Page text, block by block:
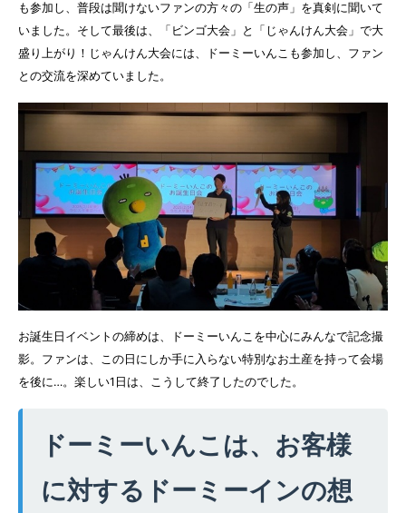
も参加し、普段は聞けないファンの方々の「生の声」を真剣に聞いて
いました。そして最後は、「ビンゴ大会」と「じゃんけん大会」で大
盛り上がり！じゃんけん大会には、ドーミーいんこも参加し、ファン
との交流を深めていました。
お誕生日イベントの締めは、ドーミーいんこを中心にみんなで記念撮
影。ファンは、この日にしか手に入らない特別なお土産を持って会場
を後に…。楽しい1日は、こうして終了したのでした。
ドーミーいんこは、お客様
に対するドーミーインの想